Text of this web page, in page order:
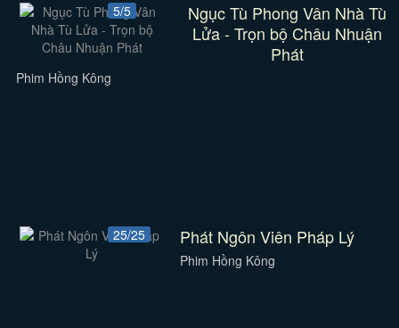
5/5
Ngục Tù Phong Vân Nhà Tù
Lửa - Trọn bộ Châu Nhuận
Phát
Phim Hồng Kông
25/25 Phát Ngôn Viên Pháp Lý
Phim Hồng Kông